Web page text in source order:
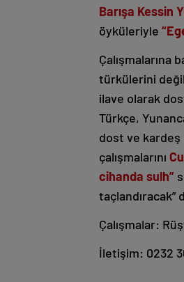
Barışa Kessin
öyküleriyle
Çalışmalarına
türkülerini
ilave olarak
Türkçe,
dost ve kardeş
çalışmalarını
cihanda sulh”
taçlandıracak”
Çalışmalar:
İletişim: 0232